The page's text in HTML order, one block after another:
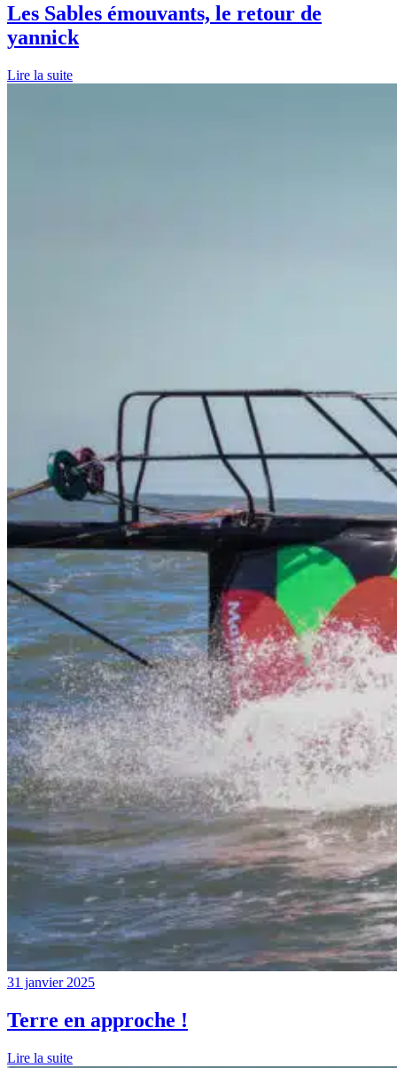
Les Sables émouvants, le retour de
yannick
Lire la suite
31 janvier 2025
Terre en approche !
Lire la suite